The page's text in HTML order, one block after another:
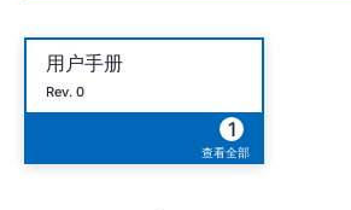
用户手册
Rev. 0
1
查看全部